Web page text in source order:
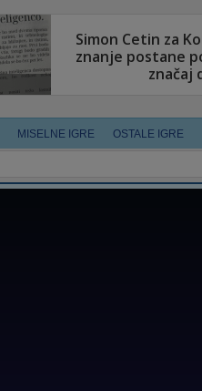
MISELNE IGRE OSTALE IGRE